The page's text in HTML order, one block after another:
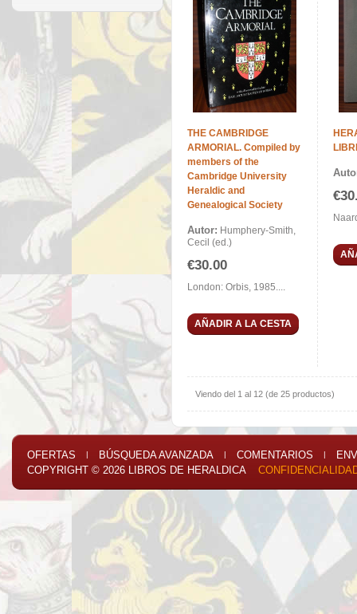
THE CAMBRIDGE
ARMORIAL. Compiled by
members of the
Cambridge University
Heraldic and
Genealogical Society
Autor: Humphery-Smith,
Cecil (ed.)
€30.00
London: Orbis, 1985....
AÑADIR A LA CESTA
Viendo del 1 al 12 (de 25 productos)
OFERTAS | BÚSQUEDA AVANZADA | COMENTARIOS |
COPYRIGHT © 2026
LIBROS DE HERALDICA